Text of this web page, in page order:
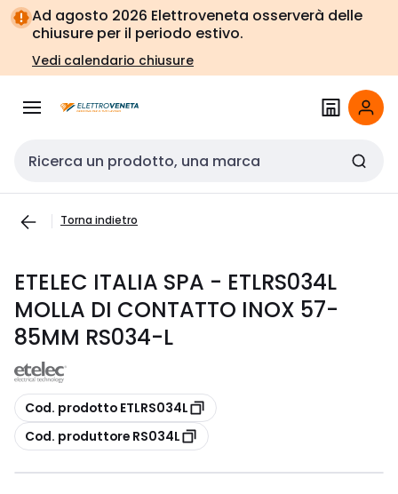
Vai alla
navigazione
Vai
alla
pagina
Ad agosto 2026 Elettroveneta osserverà delle
chiusure per il periodo estivo.
Vedi calendario chiusure
Cerca input
Torna indietro
ETELEC ITALIA SPA - ETLRS034L
MOLLA DI CONTATTO INOX 57-
85MM RS034-L
copia
Cod. prodotto ETLRS034L
copia
Cod. produttore RS034L